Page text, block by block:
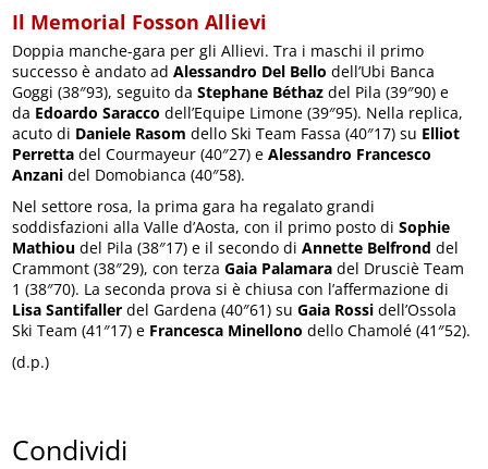
Il Memorial Fosson Allievi
Doppia manche-gara per gli Allievi. Tra i maschi il primo
successo è andato adAlessandro Del Bello dell’Ubi Banca
Goggi (38″93), seguito daStephane Béthaz del Pila (39″90) e
da Edoardo Saracco dell’Equipe Limone (39″95). Nella replica,
acuto di Daniele Rasom dello Ski Team Fassa (40″17) su Elliot
Perretta del Courmayeur (40″27) eAlessandro Francesco
Anzani del Domobianca (40″58).
Nel settore rosa, la prima gara ha regalato grandi
soddisfazioni alla Valle d’Aosta, con il primo posto diSophie
Mathiou del Pila (38″17) e il secondo diAnnette Belfrond del
Crammont (38″29), con terzaGaia Palamara del Drusciè Team
1 (38″70). La seconda prova si è chiusa con l’affermazione di
Lisa Santifaller del Gardena (40″61) suGaia Rossi dell’Ossola
Ski Team (41″17) e Francesca Minellono dello Chamolé (41″52).
(d.p.)
Condividi